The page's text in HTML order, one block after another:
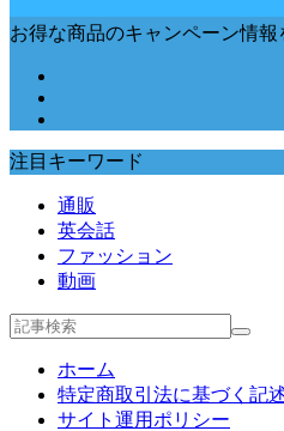
お得な商品のキャンペーン情報
注目キーワード
通販
英会話
ファッション
動画
ホーム
特定商取引法に基づく記
サイト運用ポリシー